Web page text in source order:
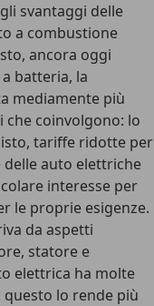
svantaggi delle
a combustione
ancora oggi
batteria, la
mediamente più
che coinvolgono: lo
tariffe ridotte per
delle auto elettriche
interesse per
le proprie esigenze.
da aspetti
statore e
elettrica ha molte
lo rende più